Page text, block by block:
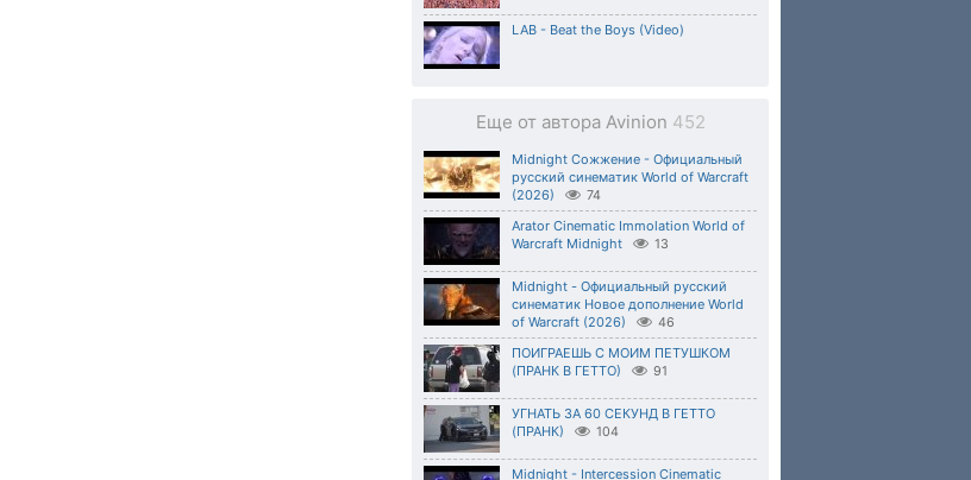
LAB - Beat the Boys (Video)
Еще от автора Avinion 452
Midnight Сожжение - Официальный
русский синематик World of Warcraft
(2026)
74
Arator Cinematic Immolation World of
Warcraft Midnight
13
Midnight - Официальный русский
синематик Новое дополнение World
of Warcraft (2026)
46
ПОИГРАЕШЬ С МОИМ ПЕТУШКОМ
(ПРАНК В ГЕТТО)
91
УГНАТЬ ЗА 60 СЕКУНД В ГЕТТО
(ПРАНК)
104
Midnight - Intercession Cinematic